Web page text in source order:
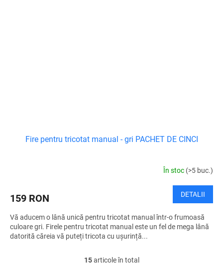
Fire pentru tricotat manual - gri PACHET DE CINCI
În stoc (>5 buc.)
159 RON DETALII
Vă aducem o lână unică pentru tricotat manual într-o frumoasă
culoare gri. Firele pentru tricotat manual este un fel de mega lână
datorită căreia vă puteți tricota cu ușurință...
C
15articole în total